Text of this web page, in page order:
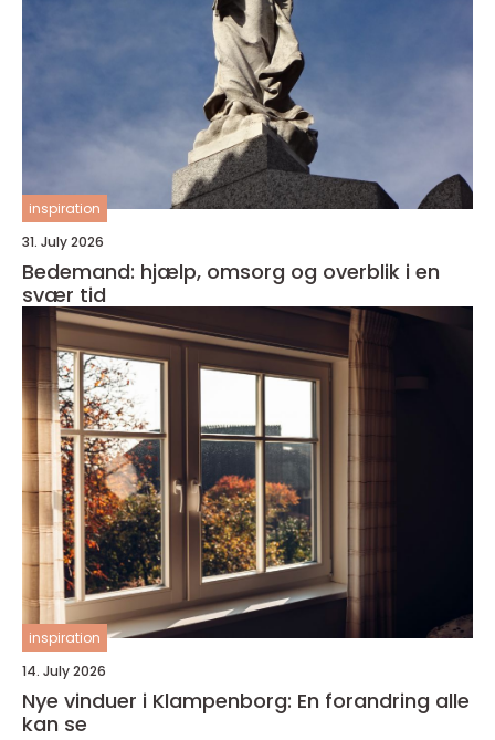
inspiration
31. July 2026
Bedemand: hjælp, omsorg og overblik i en
svær tid
inspiration
14. July 2026
Nye vinduer i Klampenborg: En forandring alle
kan se